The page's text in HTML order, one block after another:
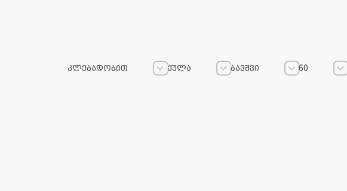
კლებადობით ქულა ბავშვი
60